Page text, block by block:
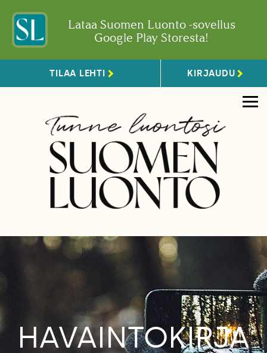
Lataa Suomen Luonto -sovellus
Google Play Storesta!
TILAA LEHTI KIRJAUDU
HAVAINTOKIRJA